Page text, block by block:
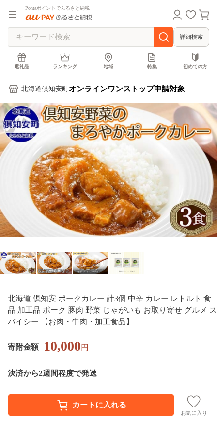
Pontaポイントでふるさと納税
詳細検索
返礼品 ランキング 地域 特集 初めての方
北海道倶知安町 オンラインワンストップ申請対象
北海道 倶知安 ポークカレー 計3個 中辛 カレー レトルト 食
品 加工品 ポーク 豚肉 野菜 じゃがいも お取り寄せ グルメ ス
パイシー 【お肉・牛肉・加工食品】
寄附金額 10,000円
決済から2週間程度で発送
お気に入り